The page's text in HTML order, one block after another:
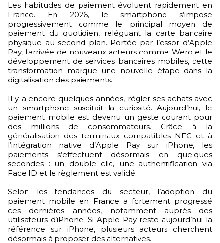
Les habitudes de paiement évoluent rapidement en
France. En 2026, le smartphone s’impose
progressivement comme le principal moyen de
paiement du quotidien, reléguant la carte bancaire
physique au second plan. Portée par l’essor d’Apple
Pay, l’arrivée de nouveaux acteurs comme Wero et le
développement de services bancaires mobiles, cette
transformation marque une nouvelle étape dans la
digitalisation des paiements.
Il y a encore quelques années, régler ses achats avec
un smartphone suscitait la curiosité. Aujourd’hui, le
paiement mobile est devenu un geste courant pour
des millions de consommateurs. Grâce à la
généralisation des terminaux compatibles NFC et à
l’intégration native d’Apple Pay sur iPhone, les
paiements s’effectuent désormais en quelques
secondes : un double clic, une authentification via
Face ID et le règlement est validé.
Selon les tendances du secteur, l’adoption du
paiement mobile en France a fortement progressé
ces dernières années, notamment auprès des
utilisateurs d’iPhone. Si Apple Pay reste aujourd’hui la
référence sur iPhone, plusieurs acteurs cherchent
désormais à proposer des alternatives.